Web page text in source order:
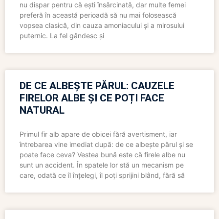
nu dispar pentru că ești însărcinată, dar multe femei
preferă în această perioadă să nu mai folosească
vopsea clasică, din cauza amoniacului și a mirosului
puternic. La fel gândesc și
DE CE ALBEȘTE PĂRUL: CAUZELE
FIRELOR ALBE ȘI CE POȚI FACE
NATURAL
Primul fir alb apare de obicei fără avertisment, iar
întrebarea vine imediat după: de ce albește părul și se
poate face ceva? Vestea bună este că firele albe nu
sunt un accident. În spatele lor stă un mecanism pe
care, odată ce îl înțelegi, îl poți sprijini blând, fără să